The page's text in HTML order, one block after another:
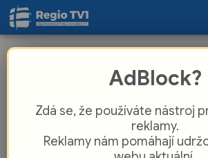
AdBlock?
Zdá se, že používáte nástroj
reklamy.
Reklamy nám pomáhají